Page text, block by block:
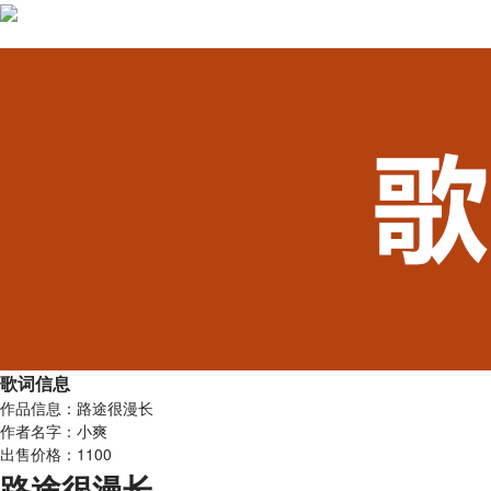
歌词信息
作品信息：路途很漫长
作者名字：小爽
出售价格：1100